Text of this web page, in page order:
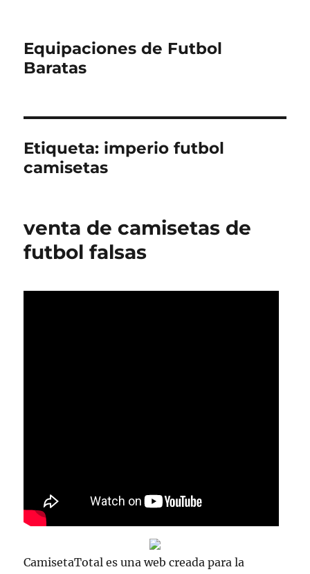
Equipaciones de Futbol
Baratas
Etiqueta: imperio futbol
camisetas
venta de camisetas de
futbol falsas
CamisetaTotal es una web creada para la